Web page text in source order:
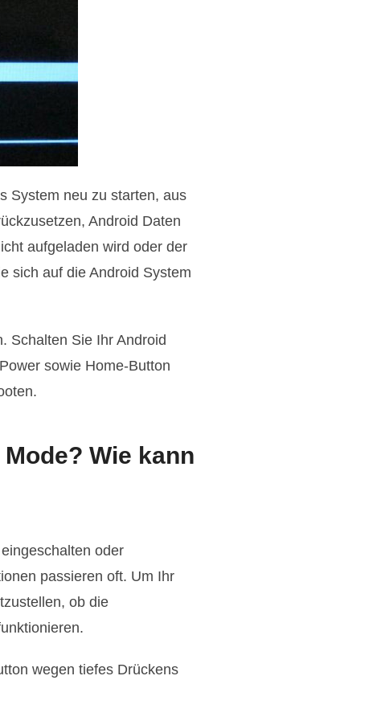
System neu zu starten, aus
Android Daten
aufgeladen wird oder der
sich auf die Android System
Schalten Sie Ihr Android
sowie Home-Button
Wie kann
oder
passieren oft. Um Ihr
ob die
wegen tiefes Drückens